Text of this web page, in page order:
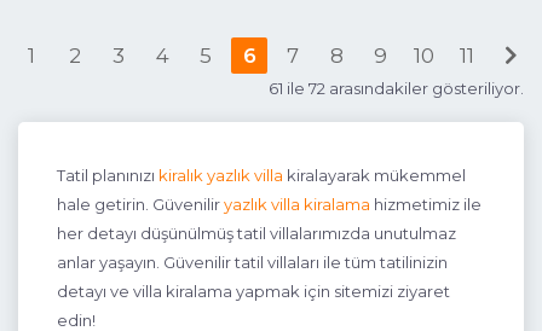
6 Kişi
1 2 3 4 5 6 7 8 9 10 11
61 ile 72 arasındakiler gösteriliyor.
Tatil planınızı kiralık yazlık villa kiralayarak mükemmel
hale getirin. Güveniliryazlık villa kiralama hizmetimiz ile
her detayı düşünülmüş tatil villalarımızda unutulmaz
anlar yaşayın. Güvenilir tatil villaları ile tüm tatilinizin
detayı ve villa kiralama yapmak için sitemizi ziyaret
edin!